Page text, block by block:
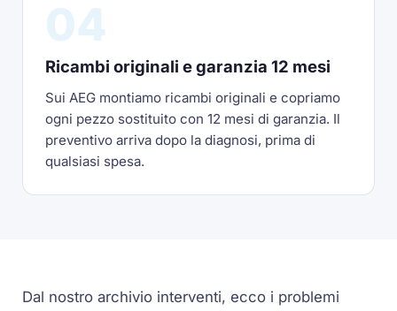
Ricambi originali e garanzia 12 mesi
Sui AEG montiamo ricambi originali e copriamo
ogni pezzo sostituito con 12 mesi di garanzia. Il
preventivo arriva dopo la diagnosi, prima di
qualsiasi spesa.
Dal nostro archivio interventi, ecco i problemi